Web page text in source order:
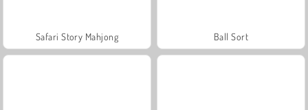
Safari Story Mahjong Ball Sort